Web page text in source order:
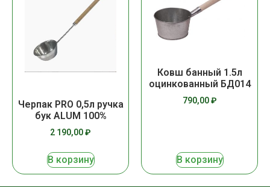
Черпак PRO 0,5л ручка
бук ALUM 100%
2 190,00₽
В корзину
Ковш банный 1.5л
оцинкованный БД014
790,00₽
В корзину